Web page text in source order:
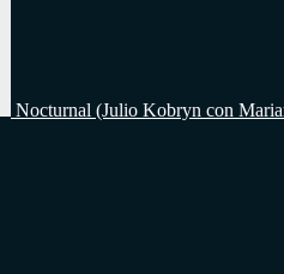
Nocturnal (Julio Kobryn con